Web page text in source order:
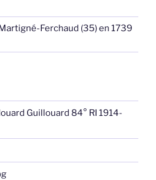
Ferchaud (35) en 1739
Guillouard 84° RI 1914-